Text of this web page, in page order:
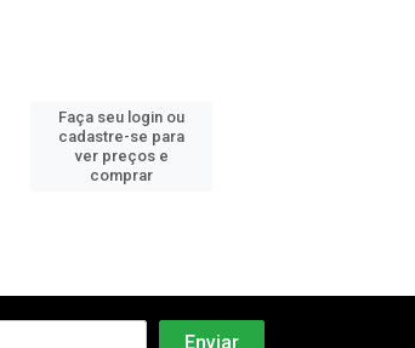
Faça seu login ou
cadastre-se para
ver preços e
comprar